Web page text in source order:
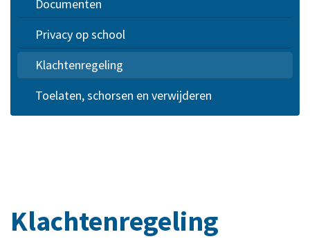
Documenten
Privacy op school
Klachtenregeling
Toelaten, schorsen en verwijderen
Klachtenregeling